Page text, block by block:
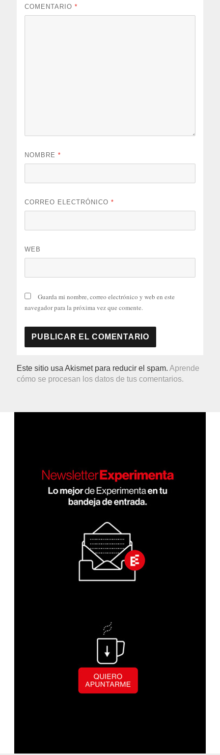
COMENTARIO*
NOMBRE*
CORREO ELECTRÓNICO*
WEB
Guarda mi nombre, correo electrónico y web en este
navegador para la próxima vez que comente.
Este sitio usa Akismet para reducir el spam.Aprende
cómo se procesan los datos de tus comentarios.